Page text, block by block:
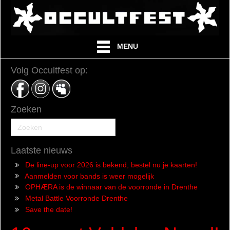
MENU
Volg Occultfest op:
Zoeken
Laatste nieuws
De line-up voor 2026 is bekend, bestel nu je kaarten!
Aanmelden voor bands is weer mogelijk
OPHÆRA is de winnaar van de voorronde in Drenthe
Metal Battle Voorronde Drenthe
Save the date!